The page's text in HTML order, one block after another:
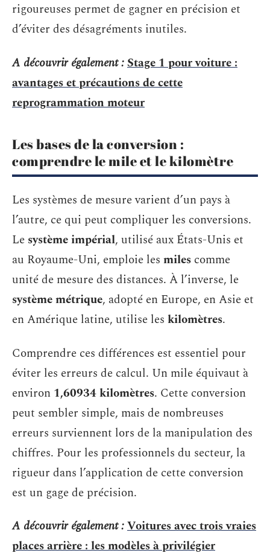
rigoureuses permet de gagner en précision et
d’éviter des désagréments inutiles.
A découvrir également :Stage 1 pour voiture :
avantages et précautions de cette
reprogrammation moteur
Les bases de la conversion :
comprendre le mile et le kilomètre
Les systèmes de mesure varient d’un pays à
l’autre, ce qui peut compliquer les conversions.
Le système impérial, utilisé aux États-Unis et
au Royaume-Uni, emploie les miles comme
unité de mesure des distances. À l’inverse, le
système métrique, adopté en Europe, en Asie et
en Amérique latine, utilise les kilomètres.
Comprendre ces différences est essentiel pour
éviter les erreurs de calcul. Un mile équivaut à
environ 1,60934 kilomètres. Cette conversion
peut sembler simple, mais de nombreuses
erreurs surviennent lors de la manipulation des
chiffres. Pour les professionnels du secteur, la
rigueur dans l’application de cette conversion
est un gage de précision.
A découvrir également :Voitures avec trois vraies
places arrière : les modèles à privilégier